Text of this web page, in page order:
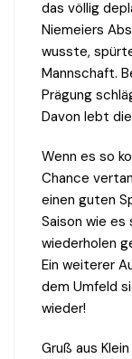
das völlig
Niemeiers
wusste,
Mannschaft.
Prägung
Davon lebt
Wenn es so
Chance
einen guten
Saison wie
wiederholen
Ein weiterer
dem Umfeld
wieder!
Gruß aus